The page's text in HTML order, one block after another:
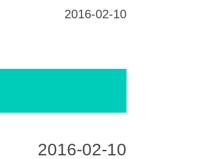
2016-02-10
2016-02-10